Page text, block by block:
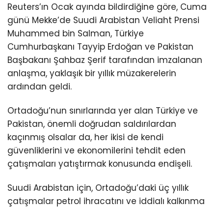
Reuters’ın Ocak ayında bildirdiğine göre, Cuma
günü Mekke’de Suudi Arabistan Veliaht Prensi
Muhammed bin Salman, Türkiye
Cumhurbaşkanı Tayyip Erdoğan ve Pakistan
Başbakanı Şahbaz Şerif tarafından imzalanan
anlaşma, yaklaşık bir yıllık müzakerelerin
ardından geldi.
Ortadoğu’nun sınırlarında yer alan Türkiye ve
Pakistan, önemli doğrudan saldırılardan
kaçınmış olsalar da, her ikisi de kendi
güvenliklerini ve ekonomilerini tehdit eden
çatışmaları yatıştırmak konusunda endişeli.
Suudi Arabistan için, Ortadoğu’daki üç yıllık
çatışmalar petrol ihracatını ve iddialı kalkınma